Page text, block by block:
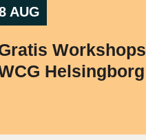
AUG
Workshops
Helsingborg